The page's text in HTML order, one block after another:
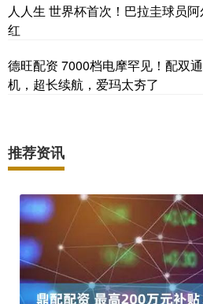
人人生 世界杯首次！巴拉圭球员
红
德旺配资 7000档电摩罕见！配双
机，超长续航，爱玛太夯了
推荐资讯